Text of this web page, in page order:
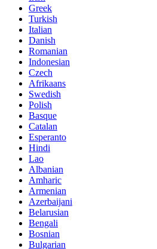
Greek
Turkish
Italian
Danish
Romanian
Indonesian
Czech
Afrikaans
Swedish
Polish
Basque
Catalan
Esperanto
Hindi
Lao
Albanian
Amharic
Armenian
Azerbaijani
Belarusian
Bengali
Bosnian
Bulgarian